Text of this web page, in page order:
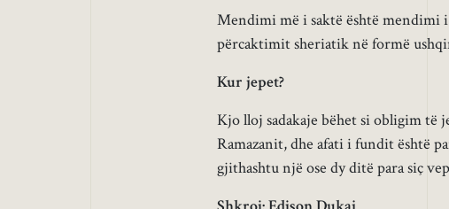
Mendimi më i saktë është mendimi
përcaktimit sheriatik në formë
Kur jepet?
Kjo lloj sadakaje bëhet si obligim
Ramazanit, dhe afati i fundit është
gjithashtu një ose dy ditë para siç